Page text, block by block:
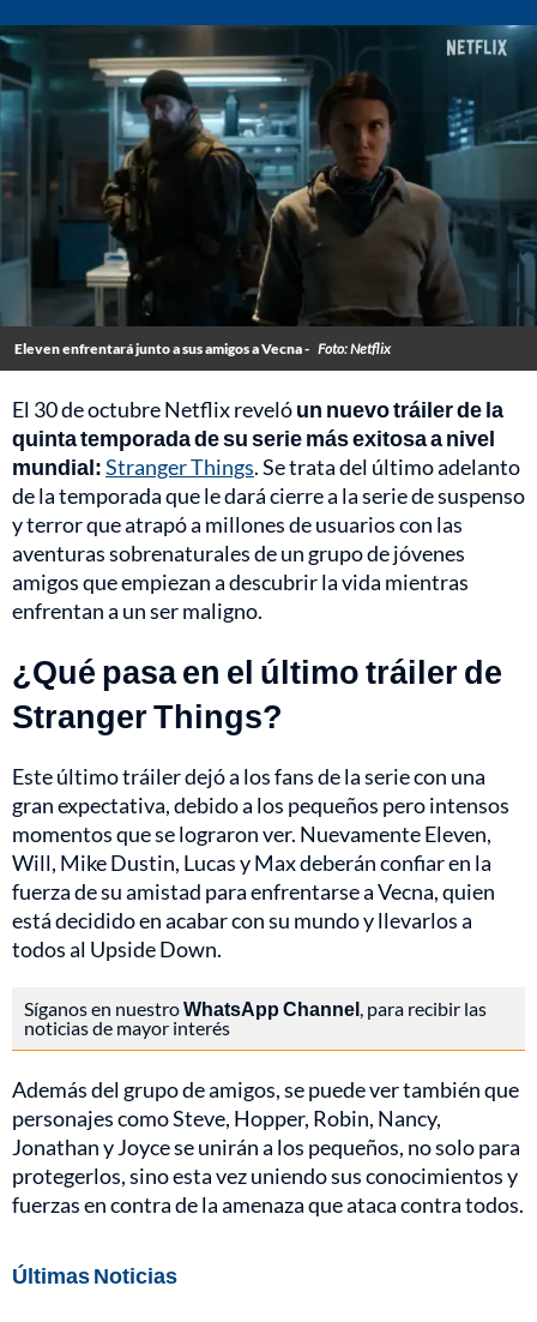
Eleven enfrentará junto a sus amigos a Vecna - Foto: Netflix
El 30 de octubre Netflix revelóun nuevo tráiler de la
quinta temporada de su serie más exitosa a nivel
mundial:Stranger Things. Se trata del último adelanto
de la temporada que le dará cierre a la serie de suspenso
y terror que atrapó a millones de usuarios con las
aventuras sobrenaturales de un grupo de jóvenes
amigos que empiezan a descubrir la vida mientras
enfrentan a un ser maligno.
¿Qué pasa en el último tráiler de
Stranger Things?
Este último tráiler dejó a los fans de la serie con una
gran expectativa, debido a los pequeños pero intensos
momentos que se lograron ver. Nuevamente Eleven,
Will, Mike Dustin, Lucas y Max deberán confiar en la
fuerza de su amistad para enfrentarse a Vecna, quien
está decidido en acabar con su mundo y llevarlos a
todos al Upside Down.
Síganos en nuestroWhatsApp Channel, para recibir las
noticias de mayor interés
Además del grupo de amigos, se puede ver también que
personajes como Steve, Hopper, Robin, Nancy,
Jonathan y Joyce se unirán a los pequeños, no solo para
protegerlos, sino esta vez uniendo sus conocimientos y
fuerzas en contra de la amenaza que ataca contra todos.
Últimas Noticias